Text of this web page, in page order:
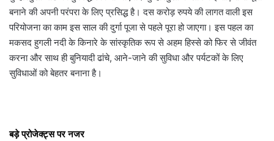
बनाने की अपनी परंपरा के लिए प्रसिद्ध है। दस करोड़ रुपये की लागत वाली इस
परियोजना का काम इस साल की दुर्गा पूजा से पहले पूरा हो जाएगा। इस पहल का
मकसद हुगली नदी के किनारे के सांस्कृतिक रूप से अहम हिस्से को फिर से जीवंत
करना और साथ ही बुनियादी ढांचे, आने-जाने की सुविधा और पर्यटकों के लिए
सुविधाओं को बेहतर बनाना है।
बड़े प्रोजेक्ट्स पर नजर